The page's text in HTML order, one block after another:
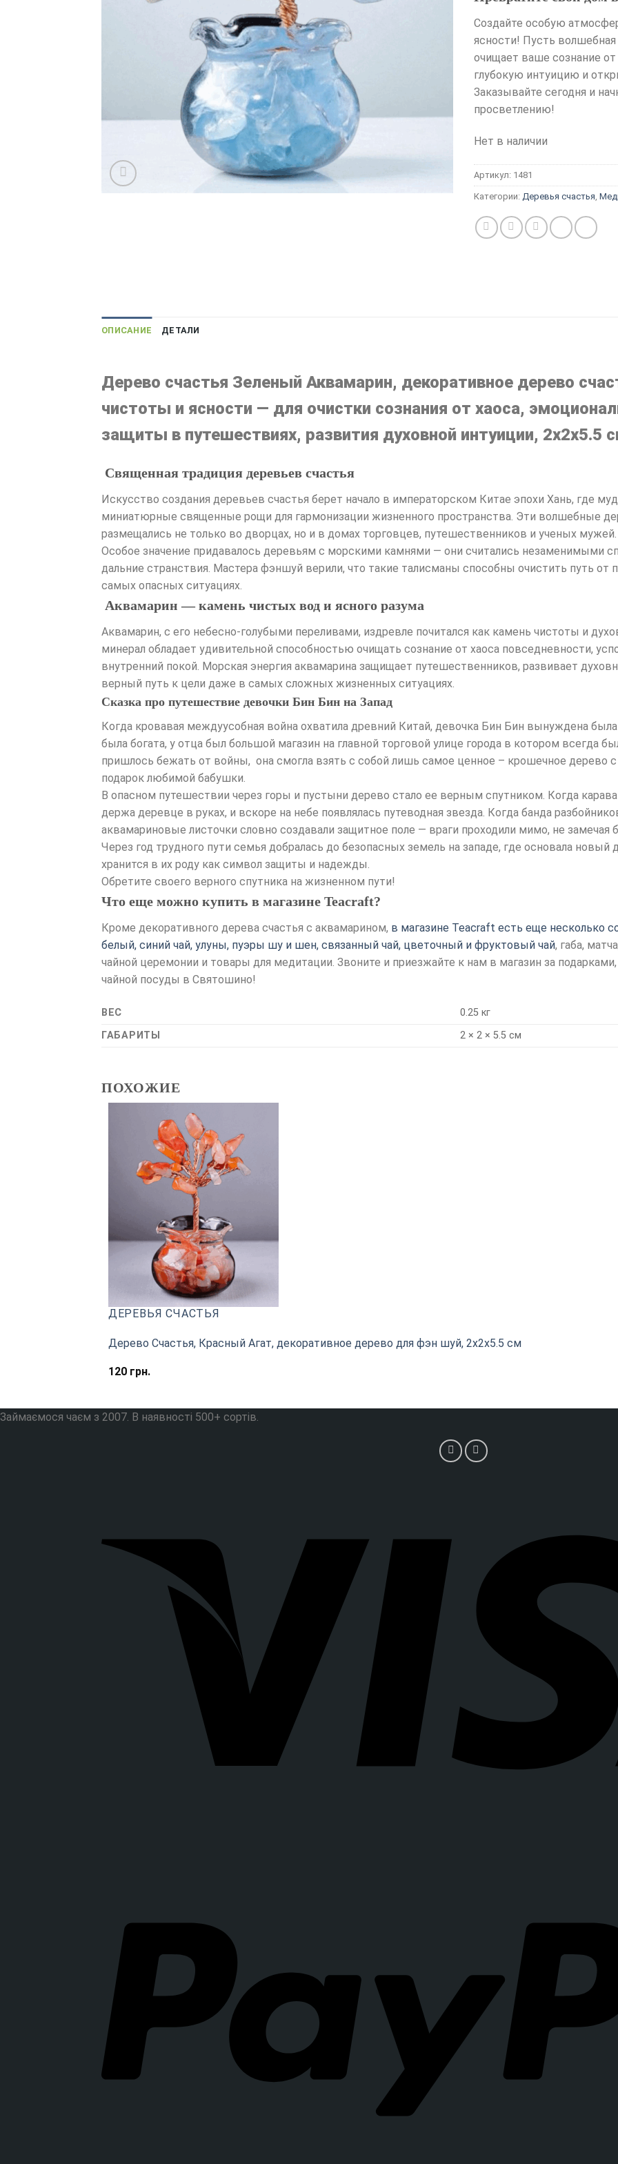
Создайте особую
ясности! Пусть
очищает ваше сознание
глубокую интуицию и
Заказывайте сегодня и
просветлению!
Нет в наличии
Артикул: 1481
Категории: Деревья счастья
ОПИСАНИЕ ДЕТАЛИ
Дерево счастья Зеленый Аквамарин, декоративное дерево
чистоты и ясности — для очистки сознания от хаоса,
защиты в путешествиях, развития духовной интуиции, 2х2х5.5
Священная традиция деревьев счастья
Искусство создания деревьев счастья берет начало в императорском Китае эпохи Хань, где
миниатюрные священные рощи для гармонизации жизненного пространства. Эти волшебные
размещались не только во дворцах, но и в домах торговцев, путешественников и ученых мужей.
Особое значение придавалось деревьям с морскими камнями — они считались незаменимыми
дальние странствия. Мастера фэншуй верили, что такие талисманы способны очистить путь от
самых опасных ситуациях.
Аквамарин — камень чистых вод и ясного разума
Аквамарин, с его небесно-голубыми переливами, издревле почитался как камень чистоты и
минерал обладает удивительной способностью очищать сознание от хаоса повседневности,
внутренний покой. Морская энергия аквамарина защищает путешественников, развивает
верный путь к цели даже в самых сложных жизненных ситуациях.
Сказка про путешествие девочки Бин Бин на Запад
Когда кровавая междуусобная война охватила древний Китай, девочка Бин Бин вынуждена
была богата, у отца был большой магазин на главной торговой улице города в котором всегда
пришлось бежать от войны, она смогла взять с собой лишь самое ценное – крошечное дерево
подарок любимой бабушки.
В опасном путешествии через горы и пустыни дерево стало ее верным спутником. Когда
держа деревце в руках, и вскоре на небе появлялась путеводная звезда. Когда банда
аквамариновые листочки словно создавали защитное поле — враги проходили мимо, не замечая
Через год трудного пути семья добралась до безопасных земель на западе, где основала
хранится в их роду как символ защиты и надежды.
Обретите своего верного спутника на жизненном пути!
Что еще можно купить в магазине Teacraft?
Кроме декоративного дерева счастья с аквамарином, в магазине Teacraft есть еще несколько
белый, синий чай, улуны, пуэры шу и шен, связанный чай, цветочный и фруктовый чай, габа,
чайной церемонии и товары для медитации. Звоните и приезжайте к нам в магазин за
чайной посуды в Святошино!
ВЕС
0.25 кг
ГАБАРИТЫ
2 × 2 × 5.5 см
ПОХОЖИЕ
ДЕРЕВЬЯ СЧАСТЬЯ
Дерево Счастья, Красный Агат, декоративное дерево для фэн шуй, 2х2х5.5 см
120грн.
Займаємося чаєм з 2007. В наявності 500+ сортів.